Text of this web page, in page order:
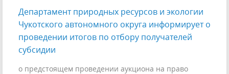
Департамент природных ресурсов и экологии
Чукотского автономного округа информирует о
проведении итогов по отбору получателей
субсидии
о предстоящем проведении аукциона на право